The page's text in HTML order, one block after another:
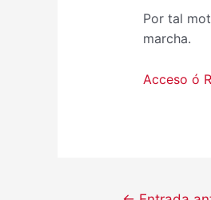
Por tal
marcha.
Acceso ó